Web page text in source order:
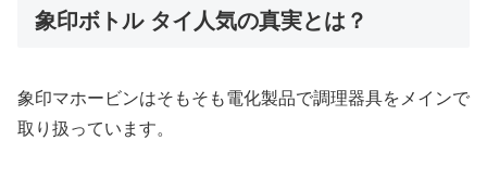
象印ボトル タイ人気の真実とは？
象印マホービンはそもそも電化製品で調理器具をメインで
取り扱っています。